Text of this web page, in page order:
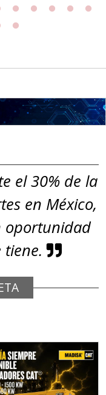
química y
el 30% de la
en México,
oportunidad
tiene.